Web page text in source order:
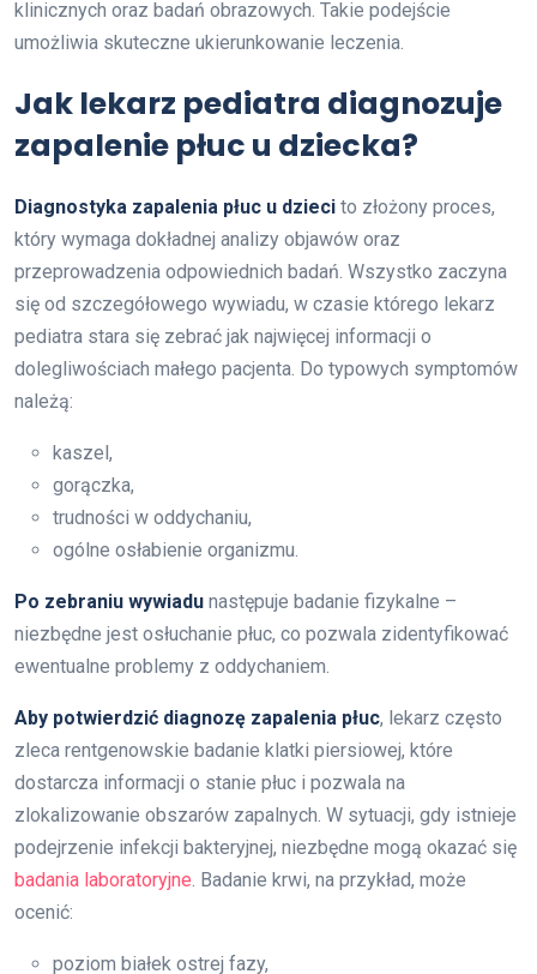
klinicznych oraz badań obrazowych. Takie podejście
umożliwia skuteczne ukierunkowanie leczenia.
Jak lekarz pediatra diagnozuje
zapalenie płuc u dziecka?
Diagnostyka zapalenia płuc u dzieci to złożony proces,
który wymaga dokładnej analizy objawów oraz
przeprowadzenia odpowiednich badań. Wszystko zaczyna
się od szczegółowego wywiadu, w czasie którego lekarz
pediatra stara się zebrać jak najwięcej informacji o
dolegliwościach małego pacjenta. Do typowych symptomów
należą:
kaszel,
gorączka,
trudności w oddychaniu,
ogólne osłabienie organizmu.
Po zebraniu wywiadu następuje badanie fizykalne –
niezbędne jest osłuchanie płuc, co pozwala zidentyfikować
ewentualne problemy z oddychaniem.
Aby potwierdzić diagnozę zapalenia płuc, lekarz często
zleca rentgenowskie badanie klatki piersiowej, które
dostarcza informacji o stanie płuc i pozwala na
zlokalizowanie obszarów zapalnych. W sytuacji, gdy istnieje
podejrzenie infekcji bakteryjnej, niezbędne mogą okazać się
badania laboratoryjne. Badanie krwi, na przykład, może
ocenić:
poziom białek ostrej fazy,